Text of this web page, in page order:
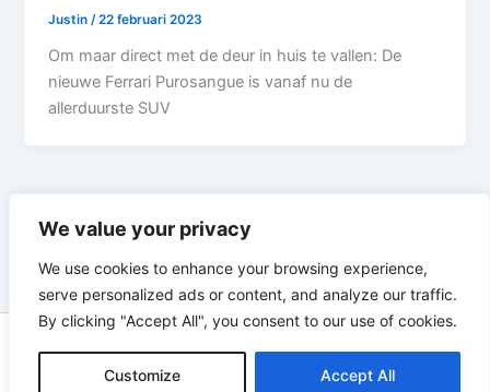
We value your privacy
We use cookies to enhance your browsing experience,
serve personalized ads or content, and analyze our traffic.
By clicking "Accept All", you consent to our use of cookies.
Customize Accept All
Justin/22 februari 2023
Om maar direct met de deur in huis te vallen: De
nieuwe Ferrari Purosangue is vanaf nu de
allerduurste SUV
1 2
Copyright © 2026 Meninside | Aangedreven doorAstra
WordPress thema